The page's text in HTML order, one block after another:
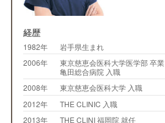
経歴
1982年
岩手県生まれ
2006年
東京慈恵会医科大学医学部 卒業
亀田総合病院 入職
2008年
東京慈恵会医科大学 入職
2012年
THE CLINIC 入職
2013年
THE CLINI 福岡院 就任